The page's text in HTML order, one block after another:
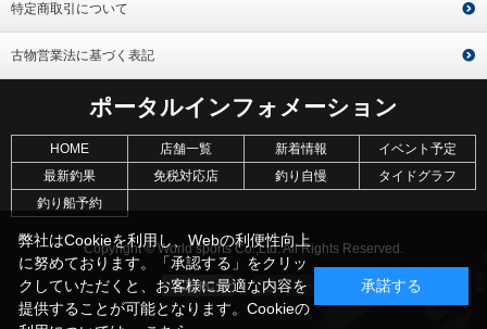
特定商取引について
古物営業法に基づく表記
ポータルインフォメーション
HOME 店舗一覧 新着情報
イベント予定
最新釣果
免税対応店 釣り自慢
タイドグラフ
釣り船予約
Copyright © World sports Co.,Ltd. All Rights Reserved.
弊社はCookieを利用し、Webの利便性向上
に努めております。「承認する」をクリッ
クしていただくと、お客様に最適な内容を
提供することが可能となります。Cookieの
承諾する